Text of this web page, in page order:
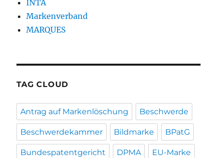
INTA
Markenverband
MARQUES
TAG CLOUD
Antrag auf Markenlöschung Beschwerde
Beschwerdekammer Bildmarke BPatG
Bundespatentgericht DPMA EU-Marke